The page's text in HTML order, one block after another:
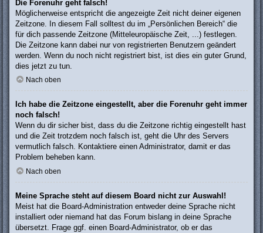
Die Forenuhr geht falsch!
Möglicherweise entspricht die angezeigte Zeit nicht deiner eigenen
Zeitzone. In diesem Fall solltest du im „Persönlichen Bereich“ die
für dich passende Zeitzone (Mitteleuropäische Zeit, ...) festlegen.
Die Zeitzone kann dabei nur von registrierten Benutzern geändert
werden. Wenn du noch nicht registriert bist, ist dies ein guter Grund,
dies jetzt zu tun.
Nach oben
Ich habe die Zeitzone eingestellt, aber die Forenuhr geht immer
noch falsch!
Wenn du dir sicher bist, dass du die Zeitzone richtig eingestellt hast
und die Zeit trotzdem noch falsch ist, geht die Uhr des Servers
vermutlich falsch. Kontaktiere einen Administrator, damit er das
Problem beheben kann.
Nach oben
Meine Sprache steht auf diesem Board nicht zur Auswahl!
Meist hat die Board-Administration entweder deine Sprache nicht
installiert oder niemand hat das Forum bislang in deine Sprache
übersetzt. Frage ggf. einen Board-Administrator, ob er das